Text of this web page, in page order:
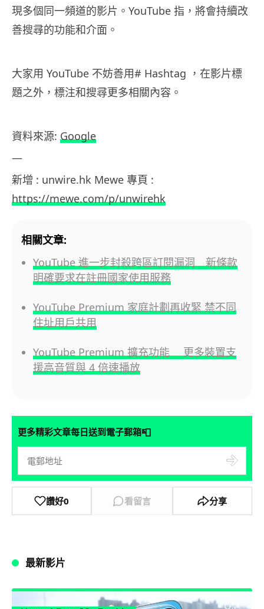
現多個同一頻道的影片。YouTube 指，將會持續改
善搜尋的功能和介面。
大家用 YouTube 不妨善用# Hashtag ，在影片標
題之外，標注和搜尋更多相關內容。
資料來源: Google
—
新增 : unwire.hk Mewe 專頁 :
https://mewe.com/p/unwirehk
相關文章:
YouTube 進一步封殺跨區訂閱漏洞 新條款
明確要求在註冊國家使用服務
YouTube Premium 家庭計劃再收緊 禁不同
住址用戶共用
YouTube Premium 擴充功能 更多裝置支
援高音質與 4 倍速播放
更多精彩文章每日送到電子郵箱📮
讚好0 看留言 分享
最新影片